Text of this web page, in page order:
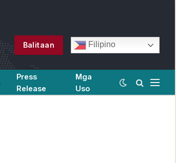
Balitaan Filipino
Press
Release
Mga
Uso